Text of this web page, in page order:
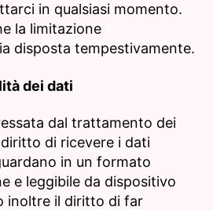
in qualsiasi momento.
la limitazione
disposta tempestivamente.
dei dati
dal trattamento dei
di ricevere i dati
in un formato
e leggibile da dispositivo
inoltre il diritto di far